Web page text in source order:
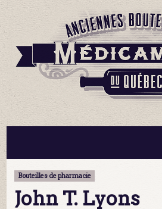
BOUTEILLES ▼
MA COLLECTION
Bouteilles de pharmacie
John T. Lyons